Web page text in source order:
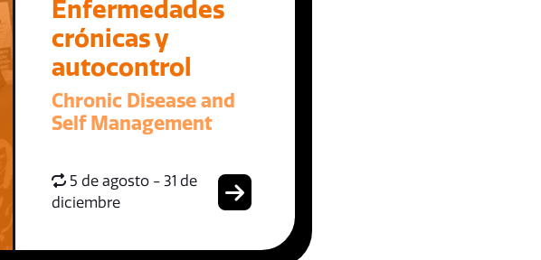
Enfermedades
crónicas y
autocontrol
Chronic Disease and
Self Management
5 de agosto - 31 de
diciembre